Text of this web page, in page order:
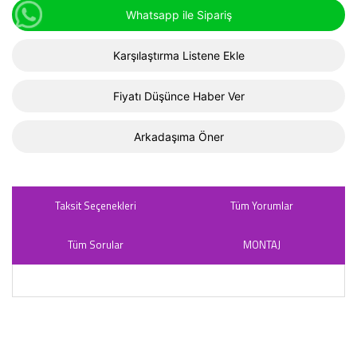
Whatsapp ile Sipariş
Karşılaştırma Listene Ekle
Fiyatı Düşünce Haber Ver
Arkadaşıma Öner
Taksit Seçenekleri Tüm Yorumlar
Tüm Sorular MONTAJ